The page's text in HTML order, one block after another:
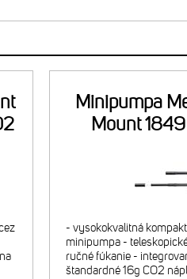
Minipumpa
Mount
- vysokokvalitná
minipumpa -
ručné fúkanie -
štandardné 16g CO2